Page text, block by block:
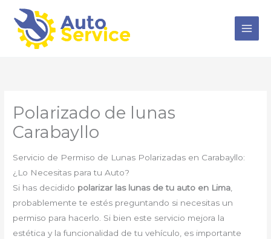
contenido
Polarizado de lunas
Carabayllo
Servicio de Permiso de Lunas Polarizadas en Carabayllo:
¿Lo Necesitas para tu Auto?
Si has decidido polarizar las lunas de tu auto en Lima,
probablemente te estés preguntando si necesitas un
permiso para hacerlo. Si bien este servicio mejora la
estética y la funcionalidad de tu vehículo, es importante